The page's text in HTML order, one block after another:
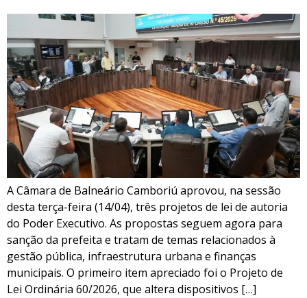
A Câmara de Balneário Camboriú aprovou, na sessão
desta terça-feira (14/04), três projetos de lei de autoria
do Poder Executivo. As propostas seguem agora para
sanção da prefeita e tratam de temas relacionados à
gestão pública, infraestrutura urbana e finanças
municipais. O primeiro item apreciado foi o Projeto de
Lei Ordinária 60/2026, que altera dispositivos […]